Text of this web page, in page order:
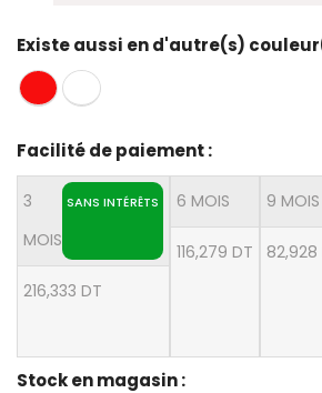
Existe aussi en d'autre(s)
Facilité de paiement :
3
MOIS
SANS INTÉRÊTS
216,333 DT
6 MOIS
116,279 DT
9 MOIS
82,928
Stock en magasin :